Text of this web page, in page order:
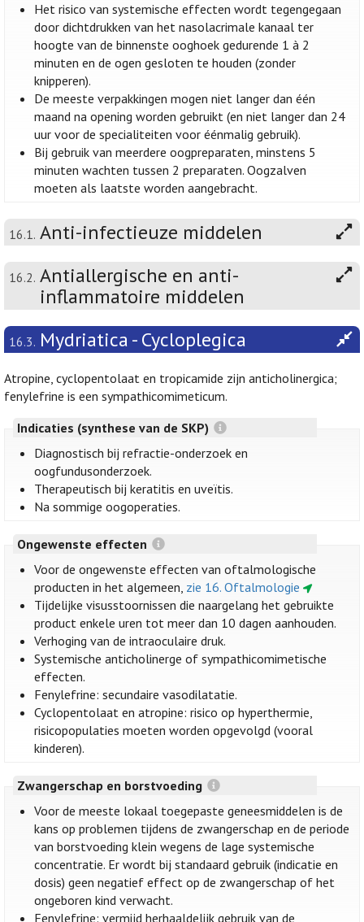
Het risico van systemische effecten wordt tegengegaan
door dichtdrukken van het nasolacrimale kanaal ter
hoogte van de binnenste ooghoek gedurende 1 à 2
minuten en de ogen gesloten te houden (zonder
knipperen).
De meeste verpakkingen mogen niet langer dan één
maand na opening worden gebruikt (en niet langer dan 24
uur voor de specialiteiten voor éénmalig gebruik).
Bij gebruik van meerdere oogpreparaten, minstens 5
minuten wachten tussen 2 preparaten. Oogzalven
moeten als laatste worden aangebracht.
16.1. Anti-infectieuze middelen
16.2. Antiallergische en anti-
inflammatoire middelen
16.3. Mydriatica - Cycloplegica
Atropine, cyclopentolaat en tropicamide zijn anticholinergica;
fenylefrine is een sympathicomimeticum.
Indicaties (synthese van de SKP)
Diagnostisch bij refractie-onderzoek en
oogfundusonderzoek.
Therapeutisch bij keratitis en uveïtis.
Na sommige oogoperaties.
Ongewenste effecten
Voor de ongewenste effecten van oftalmologische
producten in het algemeen, zie 16. Oftalmologie
Tijdelijke visusstoornissen die naargelang het gebruikte
product enkele uren tot meer dan 10 dagen aanhouden.
Verhoging van de intraoculaire druk.
Systemische anticholinerge of sympathicomimetische
effecten.
Fenylefrine: secundaire vasodilatatie.
Cyclopentolaat en atropine: risico op hyperthermie,
risicopopulaties moeten worden opgevolgd (vooral
kinderen).
Zwangerschap en borstvoeding
Voor de meeste lokaal toegepaste geneesmiddelen is de
kans op problemen tijdens de zwangerschap en de periode
van borstvoeding klein wegens de lage systemische
concentratie. Er wordt bij standaard gebruik (indicatie en
dosis) geen negatief effect op de zwangerschap of het
ongeboren kind verwacht.
Fenylefrine: vermijd herhaaldelijk gebruik van de